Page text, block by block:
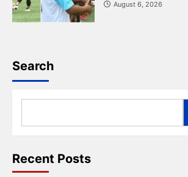
August 6, 2026
Search
Recent Posts